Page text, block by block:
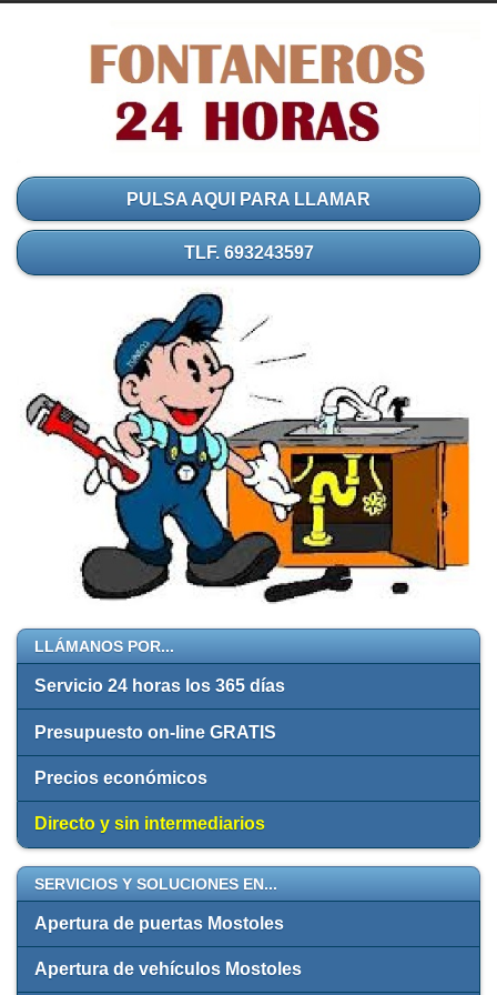
PULSA AQUI PARA LLAMAR
TLF. 693243597
LLÁMANOS POR...
Servicio 24 horas los 365 días
Presupuesto on-line GRATIS
Precios económicos
Directo y sin intermediarios
SERVICIOS Y SOLUCIONES EN...
Apertura de puertas Mostoles
Apertura de vehículos Mostoles